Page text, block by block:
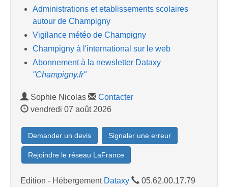
Administrations et etablissements scolaires
autour de Champigny
Vigilance météo de Champigny
Champigny à l'international sur le web
Abonnement à la newsletter Dataxy
"Champigny.fr"
Sophie Nicolas
Contacter
vendredi 07 août 2026
Demander un devis Signaler une erreur
Rejoindre le réseau LaFrance
Edition - Hébergement Dataxy
05.62.00.17.79